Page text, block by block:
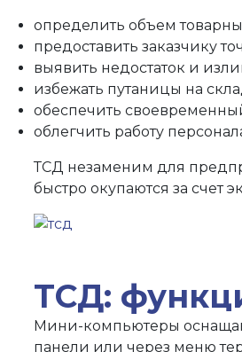
определить объем
предоставить заказчику
выявить недостаток и
избежать путаницы на
обеспечить
облегчить работу
ТСД незаменим для
быстро окупаются за
ТСД:
Мини-компьютеры
панели или через меню